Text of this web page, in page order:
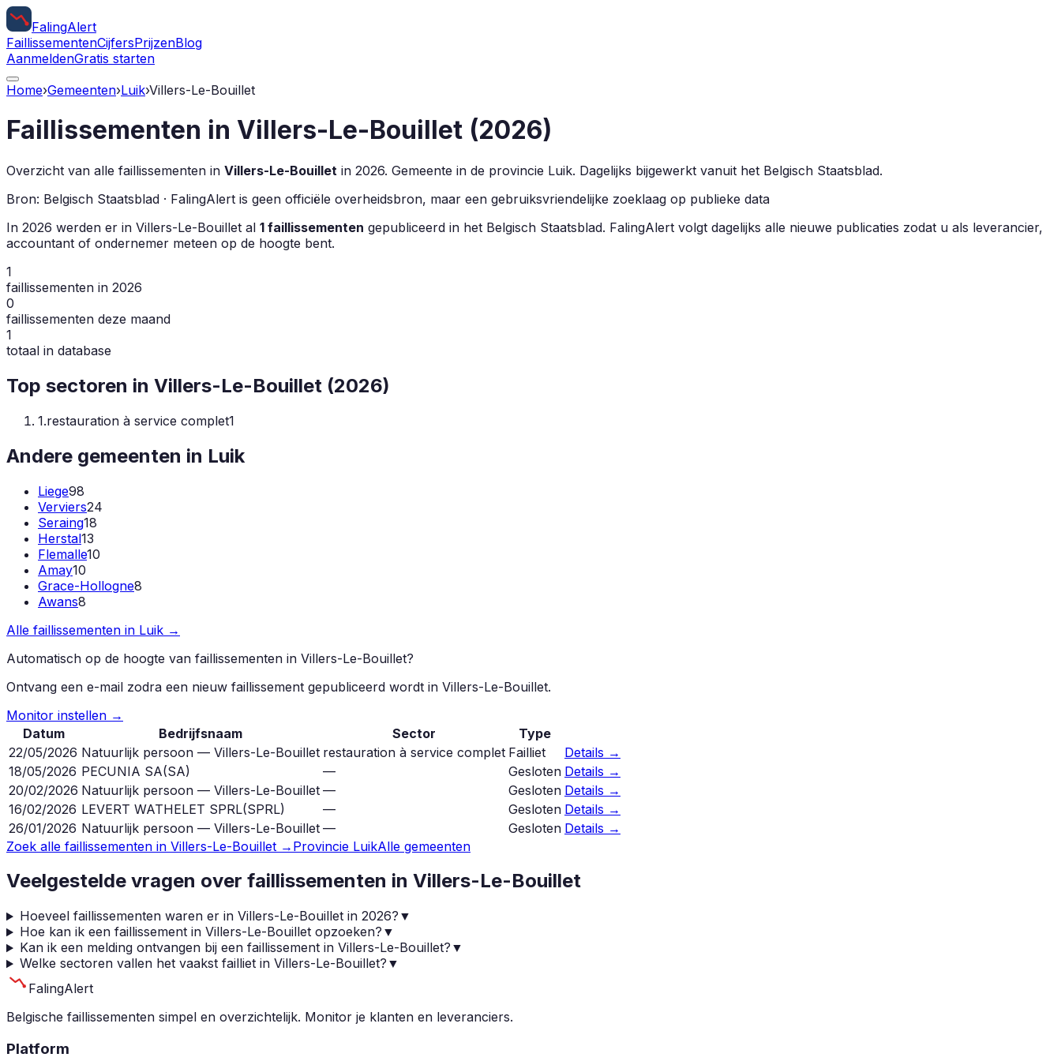
FalingAlert
FaillissementenCijfersPrijzenBlog
AanmeldenGratis starten
Home›Gemeenten›Luik›Villers-Le-Bouillet
Faillissementen in Villers-Le-Bouillet (2026)
Overzicht van alle faillissementen in Villers-Le-Bouillet in 2026. Gemeente in de provincie Luik. Dagelijks bijgewerkt vanuit het Belgisch Staatsblad.
Bron: Belgisch Staatsblad · FalingAlert is geen officiële overheidsbron, maar een gebruiksvriendelijke zoeklaag op publieke data
In 2026 werden er in Villers-Le-Bouillet al 1 faillissementen gepubliceerd in het Belgisch Staatsblad. FalingAlert volgt dagelijks alle nieuwe publicaties zodat u als leverancier,
accountant of ondernemer meteen op de hoogte bent.
1
faillissementen in 2026
0
faillissementen deze maand
1
totaal in database
Top sectoren in Villers-Le-Bouillet (2026)
1.restauration à service complet1
Andere gemeenten in Luik
Liege98
Verviers24
Seraing18
Herstal13
Flemalle10
Amay10
Grace-Hollogne8
Awans8
Alle faillissementen in Luik →
Automatisch op de hoogte van faillissementen in Villers-Le-Bouillet?
Ontvang een e-mail zodra een nieuw faillissement gepubliceerd wordt in Villers-Le-Bouillet.
Monitor instellen →
Datum
Bedrijfsnaam Sector
Type
22/05/2026 Natuurlijk persoon — Villers-Le-Bouillet restauration à service complet Failliet
Details →
18/05/2026 PECUNIA SA(SA) — Gesloten Details →
20/02/2026 Natuurlijk persoon — Villers-Le-Bouillet — Gesloten Details →
16/02/2026 LEVERT WATHELET SPRL(SPRL) — Gesloten Details →
26/01/2026 Natuurlijk persoon — Villers-Le-Bouillet — Gesloten Details →
Zoek alle faillissementen in Villers-Le-Bouillet → Provincie LuikAlle gemeenten
Veelgestelde vragen over faillissementen in Villers-Le-Bouillet
Hoeveel faillissementen waren er in Villers-Le-Bouillet in 2026? ▼
Hoe kan ik een faillissement in Villers-Le-Bouillet opzoeken? ▼
Kan ik een melding ontvangen bij een faillissement in Villers-Le-Bouillet? ▼
Welke sectoren vallen het vaakst failliet in Villers-Le-Bouillet? ▼
FalingAlert
Belgische faillissementen simpel en overzichtelijk. Monitor je klanten en leveranciers.
Platform